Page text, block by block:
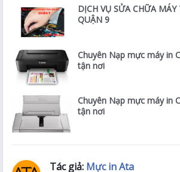
DỊCH VỤ SỬA CHỮA
QUẬN 9
Chuyên Nạp mực máy in
tận nơi
Chuyên Nạp mực máy in
tận nơi
Tác giả: Mực in Ata